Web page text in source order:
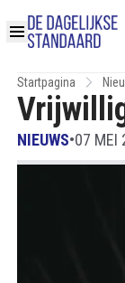
Startpagina
NIEUWS•07 MEI